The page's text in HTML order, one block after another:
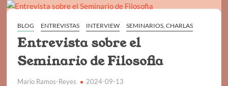
BLOG ENTREVISTAS INTERVIEW SEMINARIOS, CHARLAS
Entrevista sobre el
Seminario de Filosofia
Mario Ramos-Reyes 2024-09-13